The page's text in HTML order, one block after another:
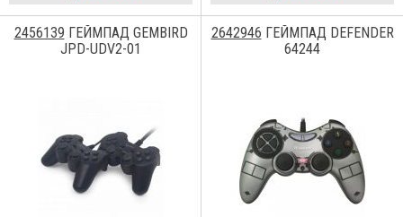
2456139 ГЕЙМПАД GEMBIRD
JPD-UDV2-01
2642946 ГЕЙМПАД DEFENDER
64244